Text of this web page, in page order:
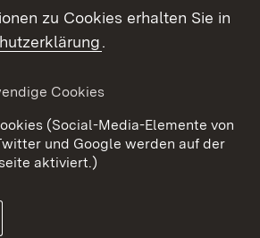
Benutzungshinweise
Cookies
zu Cookies erhalten Sie in
.
Cookies
(Social-Media-Elemente von
und Google werden auf der
aktiviert.)